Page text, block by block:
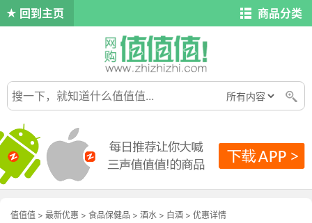
回到主页 商品分类
值值值 > 最新优惠 > 食品保健品 > 酒水 > 白酒 > 优惠详情